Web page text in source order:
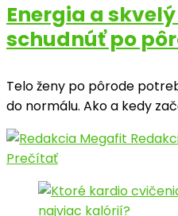
Energia a
schudnúť po
Telo ženy po pôrode
do normálu. Ako a kedy
Prečítať